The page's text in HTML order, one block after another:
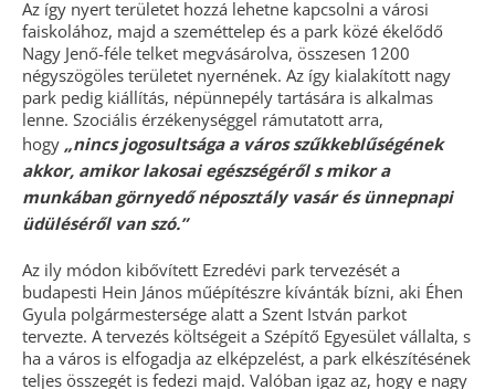
Az így nyert területet hozzá lehetne kapcsolni a városi
faiskolához, majd a szeméttelep és a park közé ékelődő
Nagy Je­nő-féle telket megvásárolva, összesen 1200
négyszögöles területet nyernének. Az így kialakított nagy
park pedig kiállítás, népünnepély tartására is alkalmas
lenne. Szociális érzékenységgel rámutatott arra,
hogy „nincs jogosultsága a város szűkkeblűségének
akkor, amikor lakosai egészségéről s mikor a
munkában görnyedő néposztály vasár és ünnepnapi
üdüléséről van szó.”
Az ily módon kibővített Ezredévi park tervezését a
budapesti Hein János műépítészre kívánták bízni, aki Éhen
Gyula polgármestersége alatt a Szent István parkot
tervezte. A tervezés költségeit a Szépítő Egyesület vállalta, s
ha a város is elfogadja az elképzelést, a park elkészítésének
teljes összegét is fedezi majd. Valóban igaz az, hogy e nagy